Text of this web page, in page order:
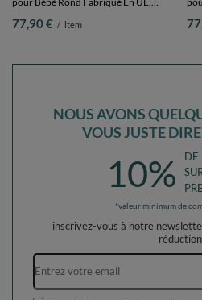
77,90 € / item
NOUS AVONS
VOUS JUSTE
10%
DE
*valeur minimum de
inscrivez-vous à notre
réduction